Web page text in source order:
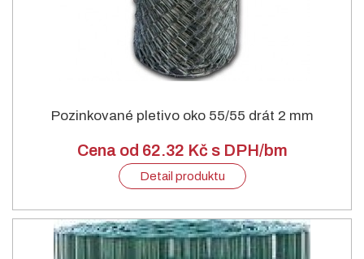
Pozinkované pletivo oko 55/55 drát 2 mm
Cena od 62.32 Kč s DPH/bm
Detail produktu